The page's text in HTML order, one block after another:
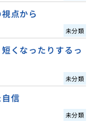
点から
未分類
くなったりするっ
未分類
信
未分類